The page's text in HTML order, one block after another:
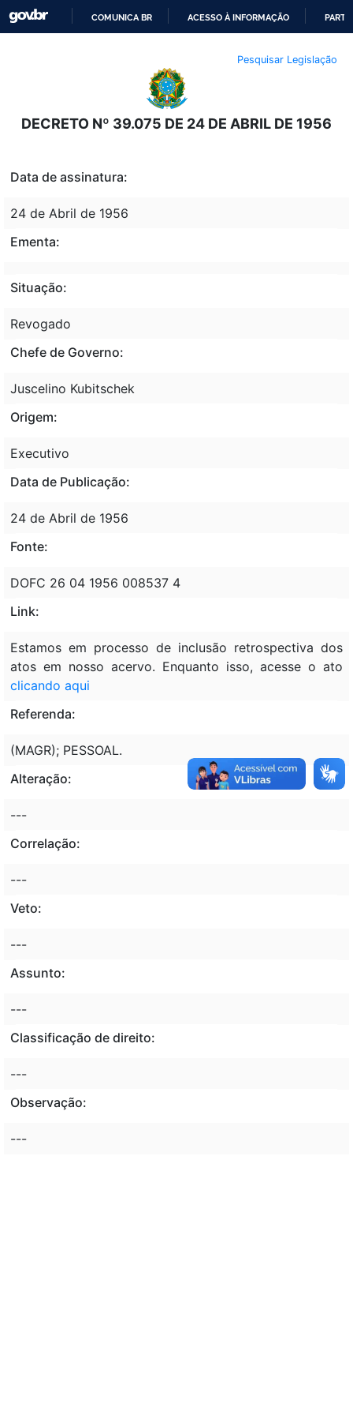
O
CONTEÚDO
COMUNICA BR ACESSO À INFORMAÇÃO
Pesquisar Legislação
DECRETO Nº 39.075 DE 24 DE ABRIL DE 1956
Data de assinatura:
24 de Abril de 1956
Ementa:
Situação:
Revogado
Chefe de Governo:
Juscelino Kubitschek
Origem:
Executivo
Data de Publicação:
24 de Abril de 1956
Fonte:
DOFC 26 04 1956 008537 4
Link:
Estamos em processo de inclusão retrospectiva dos
atos em nosso acervo. Enquanto isso, acesse o ato
clicando aqui
Referenda:
(MAGR); PESSOAL.
Alteração:
---
Correlação:
---
Veto:
---
Assunto:
---
Classificação de direito:
---
Observação:
---